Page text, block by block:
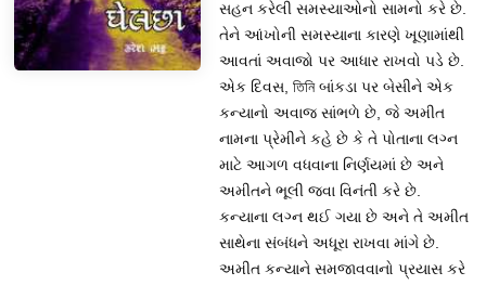
સહન કરેલી સમસ્યાઓનો સામનો કરે છે.
તેને આંખોની સમસ્યાના કારણે ખૂણામાંથી
આવતાં અવાજો પર આધાર રાખવો પડે છે.
એક દિવસ, তিনি બાંકડા પર બેસીને એક
કન્યાનો અવાજ સાંભળે છે, જે અમીત
નામના પ્રેમીને કહે છે કે તે પોતાના લગ્ન
માટે આગળ વધવાના નિર્ણયમાં છે અને
અમીતને ભૂલી જવા વિનંતી કરે છે.
કન્યાના લગ્ન થઈ ગયા છે અને તે અમીત
સાથેના સંબંધને અધૂરા રાખવા માંગે છે.
અમીત કન્યાને સમજાવવાનો પ્રયાસ કરે